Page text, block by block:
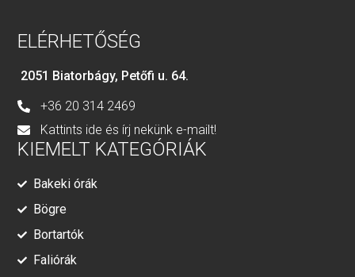
ELÉRHETŐSÉG
2051 Biatorbágy, Petőfi u. 64.
+36 20 314 2469
Kattints ide és írj nekünk e-mailt!
KIEMELT KATEGÓRIÁK
Bakeki órák
Bögre
Bortartók
Faliórák